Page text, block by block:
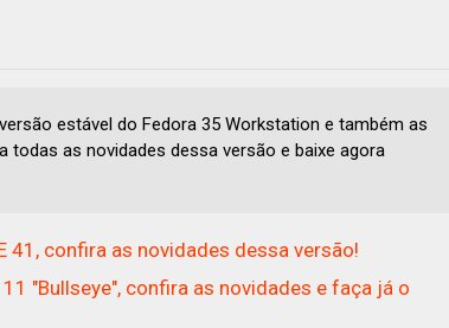
estável do Fedora 35 Workstation e também as
todas as novidades dessa versão e baixe agora
41, confira as novidades dessa versão!
"Bullseye", confira as novidades e faça já o